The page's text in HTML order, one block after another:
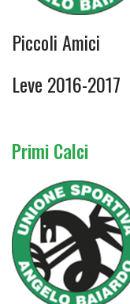
Piccoli Amici
Leve 2016-2017
Primi Calci